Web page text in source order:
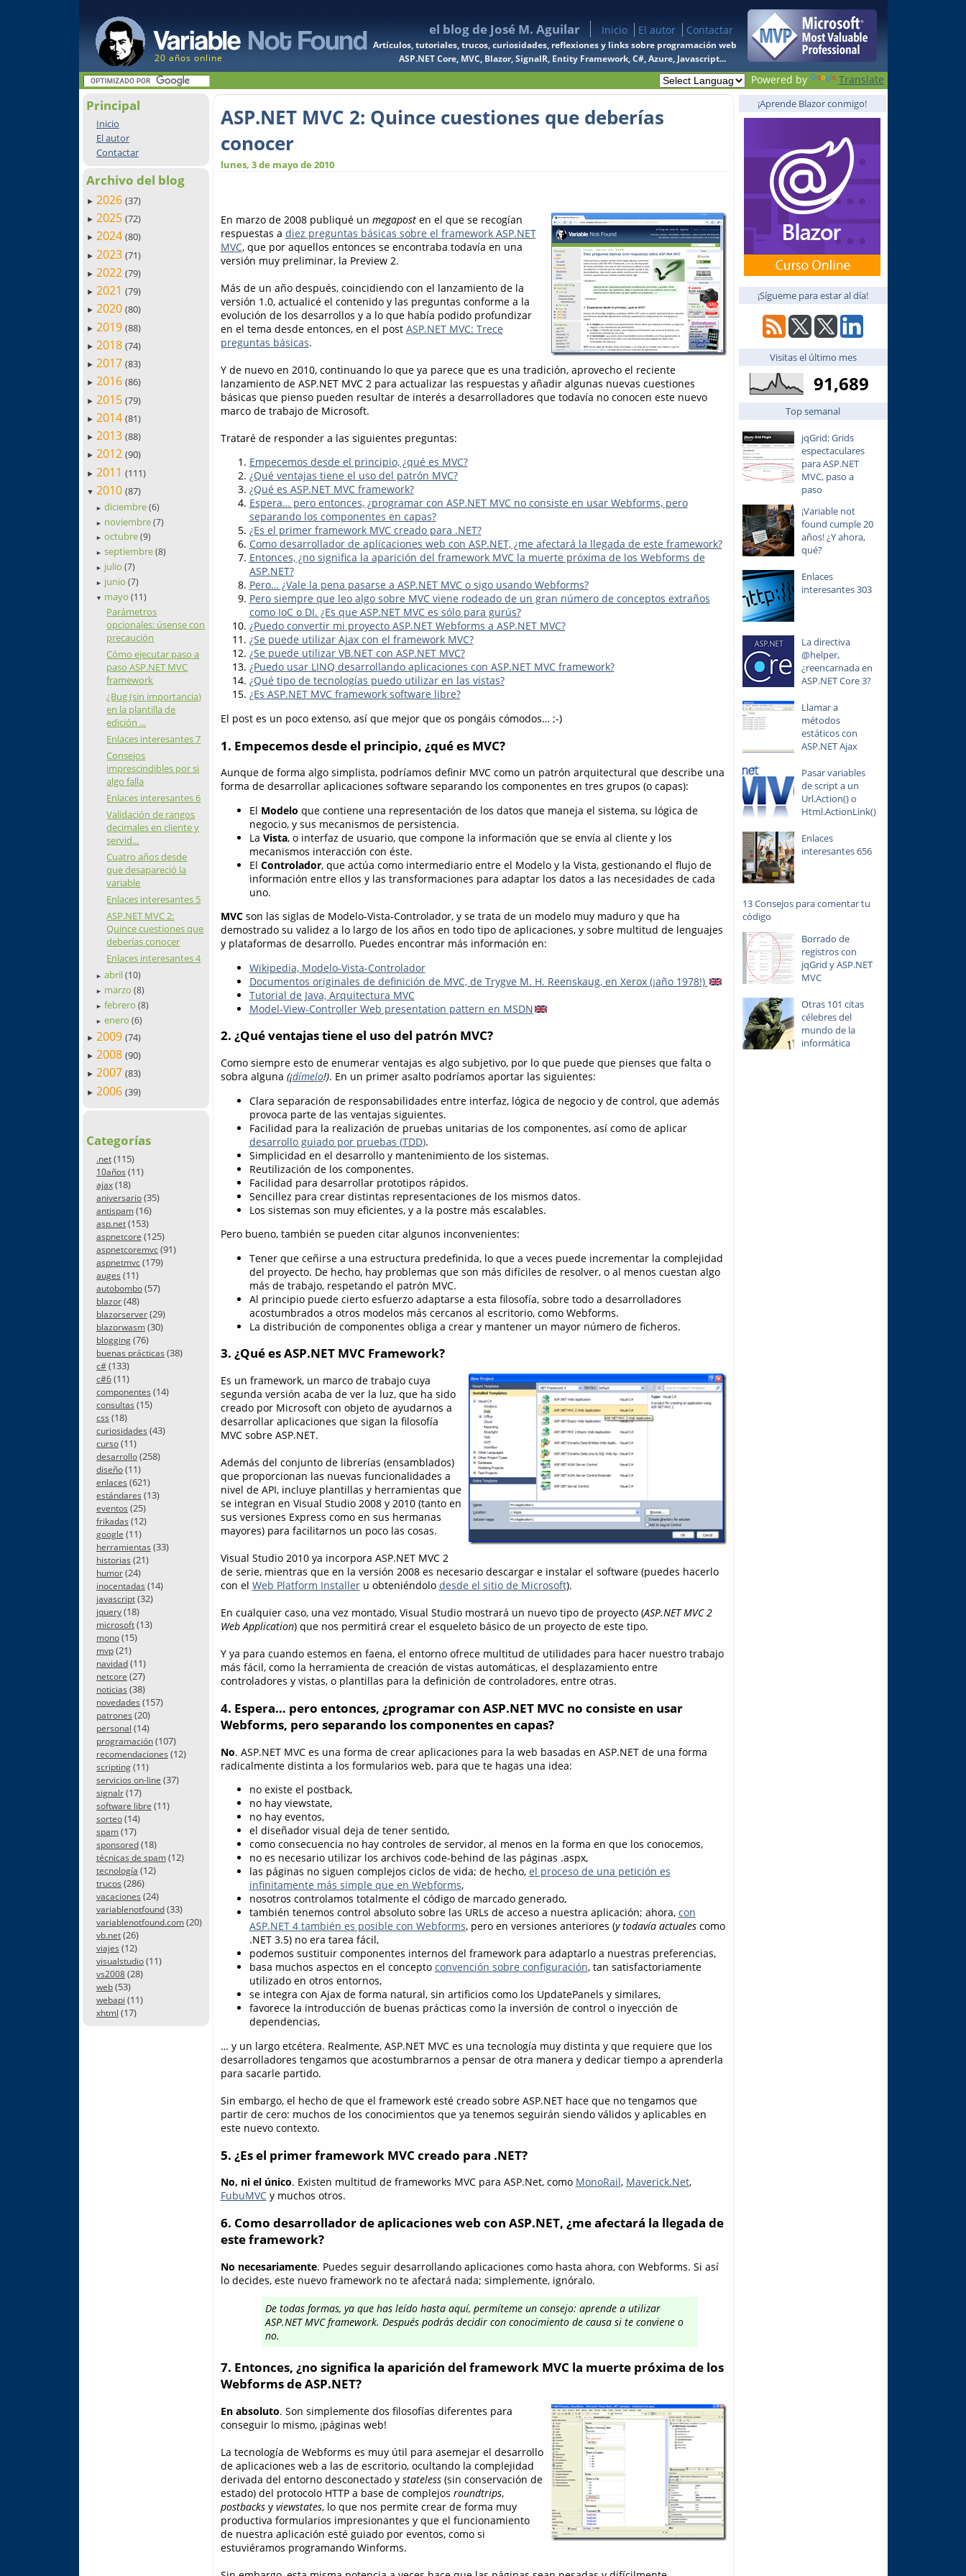
20 años online
el blog de José M. Aguilar Inicio El autor Contactar
Artículos, tutoriales, trucos, curiosidades, reflexiones y links sobre programación web
ASP.NET Core, MVC, Blazor, SignalR, Entity Framework, C#, Azure, Javascript...
Powered by Translate
Principal
Inicio
El autor
Contactar
Archivo del blog
► 2026 (37)
► 2025 (72)
► 2024 (80)
► 2023 (71)
► 2022 (79)
► 2021 (79)
► 2020 (80)
► 2019 (88)
► 2018 (74)
► 2017 (83)
► 2016 (86)
► 2015 (79)
► 2014 (81)
► 2013 (88)
► 2012 (90)
► 2011 (111)
▼ 2010 (87)
► diciembre(6)
► noviembre(7)
► octubre(9)
► septiembre(8)
► julio(7)
► junio(7)
▼ mayo(11)
Parámetros
opcionales: úsense con
precaución
Cómo ejecutar paso a
paso ASP.NET MVC
framework
¿Bug (sin importancia)
en la plantilla de
edición ...
Enlaces interesantes 7
Consejos
imprescindibles por si
algo falla
Enlaces interesantes 6
Validación de rangos
decimales en cliente y
servid...
Cuatro años desde
que desapareció la
variable
Enlaces interesantes 5
ASP.NET MVC 2:
Quince cuestiones que
deberías conocer
Enlaces interesantes 4
► abril(10)
► marzo(8)
► febrero(8)
► enero(6)
► 2009 (74)
► 2008 (90)
► 2007 (83)
► 2006 (39)
Categorías
.net(115)
10años (11)
ajax(18)
aniversario(35)
antispam(16)
asp.net(153)
aspnetcore (125)
aspnetcoremvc(91)
aspnetmvc(179)
auges (11)
autobombo(57)
blazor(48)
blazorserver(29)
blazorwasm(30)
blogging(76)
buenas prácticas (38)
c#(133)
c#6(11)
componentes (14)
consultas (15)
css (18)
curiosidades (43)
curso(11)
desarrollo(258)
diseño(11)
enlaces (621)
estándares (13)
eventos (25)
frikadas (12)
google (11)
herramientas (33)
historias (21)
humor(24)
inocentadas (14)
javascript(32)
jquery(18)
microsoft(13)
mono(15)
mvp(21)
navidad(11)
netcore (27)
noticias (38)
novedades (157)
patrones (20)
personal (14)
programación(107)
recomendaciones (12)
scripting(11)
servicios on-line (37)
signalr(17)
software libre (11)
sorteo(14)
spam(17)
sponsored(18)
técnicas de spam(12)
tecnología (12)
trucos (286)
vacaciones (24)
variablenotfound(33)
variablenotfound.com(20)
vb.net(26)
viajes (12)
visualstudio(11)
vs2008(28)
web(53)
webapi (11)
xhtml (17)
ASP.NET MVC 2: Quince cuestiones que deberías
conocer
lunes, 3 de mayo de 2010
En marzo de 2008 publiqué un megaposten el que se recogían
respuestas a diez preguntas básicas sobre el framework ASP.NET
MVC, que por aquellos entonces se encontraba todavía en una
versión muy preliminar, la Preview 2.
Más de un año después, coincidiendo con el lanzamiento de la
versión 1.0, actualicé el contenido y las preguntas conforme a la
evolución de los desarrollos y a lo que había podido profundizar
en el tema desde entonces, en el post ASP.NET MVC: Trece
preguntas básicas.
Y de nuevo en 2010, continuando lo que ya parece que es una tradición, aprovecho el reciente
lanzamiento de ASP.NET MVC 2 para actualizar las respuestas y añadir algunas nuevas cuestiones
básicas que pienso pueden resultar de interés a desarrolladores que todavía no conocen este nuevo
marco de trabajo de Microsoft.
Trataré de responder a las siguientes preguntas:
Empecemos desde el principio, ¿qué es MVC?
¿Qué ventajas tiene el uso del patrón MVC?
¿Qué es ASP.NET MVC framework?
Espera… pero entonces, ¿programar con ASP.NET MVC no consiste en usar Webforms, pero
separando los componentes en capas?
¿Es el primer framework MVC creado para .NET?
Como desarrollador de aplicaciones web con ASP.NET, ¿me afectará la llegada de este framework?
Entonces, ¿no significa la aparición del framework MVC la muerte próxima de los Webforms de
ASP.NET?
Pero… ¿Vale la pena pasarse a ASP.NET MVC o sigo usando Webforms?
Pero siempre que leo algo sobre MVC viene rodeado de un gran número de conceptos extraños
como IoC o DI. ¿Es que ASP.NET MVC es sólo para gurús?
¿Puedo convertir mi proyecto ASP.NET Webforms a ASP.NET MVC?
¿Se puede utilizar Ajax con el framework MVC?
¿Se puede utilizar VB.NET con ASP.NET MVC?
¿Puedo usar LINQ desarrollando aplicaciones con ASP.NET MVC framework?
¿Qué tipo de tecnologías puedo utilizar en las vistas?
¿Es ASP.NET MVC framework software libre?
El post es un poco extenso, así que mejor que os pongáis cómodos… ;-)
1. Empecemos desde el principio, ¿qué es MVC?
Aunque de forma algo simplista, podríamos definir MVC como un patrón arquitectural que describe una
forma de desarrollar aplicaciones software separando los componentes en tres grupos (o capas):
El Modelo que contiene una representación de los datos que maneja el sistema, su lógica de
negocio, y sus mecanismos de persistencia.
La Vista, o interfaz de usuario, que compone la información que se envía al cliente y los
mecanismos interacción con éste.
El Controlador, que actúa como intermediario entre el Modelo y la Vista, gestionando el flujo de
información entre ellos y las transformaciones para adaptar los datos a las necesidades de cada
uno.
MVCson las siglas de Modelo-Vista-Controlador, y se trata de un modelo muy maduro y que ha
demostrado su validez a lo largo de los años en todo tipo de aplicaciones, y sobre multitud de lenguajes
y plataformas de desarrollo. Puedes encontrar más información en:
Wikipedia, Modelo-Vista-Controlador
Documentos originales de definición de MVC, de Trygve M. H. Reenskaug, en Xerox (¡año 1978!)
Tutorial de Java, Arquitectura MVC
Model-View-Controller Web presentation pattern en MSDN
2. ¿Qué ventajas tiene el uso del patrón MVC?
Como siempre esto de enumerar ventajas es algo subjetivo, por lo que puede que pienses que falta o
sobra alguna (¡dímelo!). En un primer asalto podríamos aportar las siguientes:
Clara separación de responsabilidades entre interfaz, lógica de negocio y de control, que además
provoca parte de las ventajas siguientes.
Facilidad para la realización de pruebas unitarias de los componentes, así como de aplicar
desarrollo guiado por pruebas (TDD).
Simplicidad en el desarrollo y mantenimiento de los sistemas.
Reutilización de los componentes.
Facilidad para desarrollar prototipos rápidos.
Sencillez para crear distintas representaciones de los mismos datos.
Los sistemas son muy eficientes, y a la postre más escalables.
Pero bueno, también se pueden citar algunos inconvenientes:
Tener que ceñirse a una estructura predefinida, lo que a veces puede incrementar la complejidad
del proyecto. De hecho, hay problemas que son más difíciles de resolver, o al menos cuestan algo
más de trabajo, respetando el patrón MVC.
Al principio puede cierto esfuerzo adaptarse a esta filosofía, sobre todo a desarrolladores
acostumbrados a otros modelos más cercanos al escritorio, como Webforms.
La distribución de componentes obliga a crear y mantener un mayor número de ficheros.
3. ¿Qué es ASP.NET MVC Framework?
Es un framework, un marco de trabajo cuya
segunda versión acaba de ver la luz, que ha sido
creado por Microsoft con objeto de ayudarnos a
desarrollar aplicaciones que sigan la filosofía
MVC sobre ASP.NET.
Además del conjunto de librerías (ensamblados)
que proporcionan las nuevas funcionalidades a
nivel de API, incluye plantillas y herramientas que
se integran en Visual Studio 2008 y 2010 (tanto en
sus versiones Express como en sus hermanas
mayores) para facilitarnos un poco las cosas.
Visual Studio 2010 ya incorpora ASP.NET MVC 2
de serie, mientras que en la versión 2008 es necesario descargar e instalar el software (puedes hacerlo
con el Web Platform Installeru obteniéndolo desde el sitio de Microsoft).
En cualquier caso, una vez montado, Visual Studio mostrará un nuevo tipo de proyecto (ASP.NET MVC 2
Web Application) que nos permitirá crear el esqueleto básico de un proyecto de este tipo.
Y ya para cuando estemos en faena, el entorno ofrece multitud de utilidades para hacer nuestro trabajo
más fácil, como la herramienta de creación de vistas automáticas, el desplazamiento entre
controladores y vistas, o plantillas para la definición de controladores, entre otras.
4. Espera… pero entonces, ¿programar con ASP.NET MVC no consiste en usar
Webforms, pero separando los componentes en capas?
No. ASP.NET MVC es una forma de crear aplicaciones para la web basadas en ASP.NET de una forma
radicalmente distinta a los formularios web, para que te hagas una idea:
no existe el postback,
no hay viewstate,
no hay eventos,
el diseñador visual deja de tener sentido,
como consecuencia no hay controles de servidor, al menos en la forma en que los conocemos,
no es necesario utilizar los archivos code-behind de las páginas .aspx,
las páginas no siguen complejos ciclos de vida; de hecho, el proceso de una petición es
infinitamente más simple que en Webforms,
nosotros controlamos totalmente el código de marcado generado,
también tenemos control absoluto sobre las URLs de acceso a nuestra aplicación; ahora, con
ASP.NET 4 también es posible con Webforms, pero en versiones anteriores (y todavía actualescomo
.NET 3.5) no era tarea fácil,
podemos sustituir componentes internos del framework para adaptarlo a nuestras preferencias,
basa muchos aspectos en el concepto convención sobre configuración, tan satisfactoriamente
utilizado en otros entornos,
se integra con Ajax de forma natural, sin artificios como los UpdatePanels y similares,
favorece la introducción de buenas prácticas como la inversión de control o inyección de
dependencias,
… y un largo etcétera. Realmente, ASP.NET MVC es una tecnología muy distinta y que requiere que los
desarrolladores tengamos que acostumbrarnos a pensar de otra manera y dedicar tiempo a aprenderla
para sacarle partido.
Sin embargo, el hecho de que el framework esté creado sobre ASP.NET hace que no tengamos que
partir de cero: muchos de los conocimientos que ya tenemos seguirán siendo válidos y aplicables en
este nuevo contexto.
5. ¿Es el primer framework MVC creado para .NET?
No, ni el único. Existen multitud de frameworks MVC para ASP.Net, como MonoRail, Maverick.Net,
FubuMVCy muchos otros.
6. Como desarrollador de aplicaciones web con ASP.NET, ¿me afectará la llegada de
este framework?
No necesariamente. Puedes seguir desarrollando aplicaciones como hasta ahora, con Webforms. Si así
lo decides, este nuevo framework no te afectará nada; simplemente, ignóralo.
De todas formas, ya que has leído hasta aquí, permíteme un consejo: aprende a utilizar
ASP.NET MVC framework. Después podrás decidir con conocimiento de causa si te conviene o
no.
7. Entonces, ¿no significa la aparición del framework MVC la muerte próxima de los
Webforms de ASP.NET?
En absoluto. Son simplemente dos filosofías diferentes para
conseguir lo mismo, ¡páginas web!
La tecnología de Webforms es muy útil para asemejar el desarrollo
de aplicaciones web a las de escritorio, ocultando la complejidad
derivada del entorno desconectado y stateless(sin conservación de
estado) del protocolo HTTP a base de complejos roundtrips,
postbacksy viewstates, lo que nos permite crear de forma muy
productiva formularios impresionantes y que el funcionamiento
de nuestra aplicación esté guiado por eventos, como si
estuviéramos programando Winforms.
¡Aprende Blazor conmigo!
¡Sígueme para estar al día!
Visitas el último mes
91,689
Top semanal
jqGrid: Grids
espectaculares
para ASP.NET
MVC, paso a
paso
¡Variable not
found cumple 20
años! ¿Y ahora,
qué?
Enlaces
interesantes 303
La directiva
@helper,
¿reencarnada en
ASP.NET Core 3?
Llamar a
métodos
estáticos con
ASP.NET Ajax
Pasar variables
de script a un
Url.Action() o
Html.ActionLink()
Enlaces
interesantes 656
13 Consejos para comentar tu
código
Borrado de
registros con
jqGrid y ASP.NET
MVC
Otras 101 citas
célebres del
mundo de la
informática